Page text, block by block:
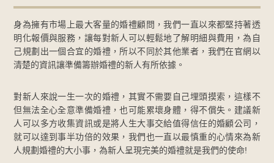
身為擁有市場上最大客量的婚禮顧問，我們一直以來都堅持著透
明化報價與服務，讓每對新人可以輕鬆地了解明細與費用，為自
己規劃出一個合宜的婚禮，所以不同於其他業者，我們在官網以
清楚的資訊讓準備籌辦婚禮的新人有所依據。
對新人來說一生一次的婚禮，其實不需要自己埋頭摸索，這樣不
但無法全心全意準備婚禮，也可能累壞身體，得不償失。建議新
人可以多方收集資訊或是將人生大事交給值得信任的婚顧公司，
就可以達到事半功倍的效果，我們也一直以最慎重的心情來為新
人規劃婚禮的大小事，為新人呈現完美的婚禮就是我們的使命!